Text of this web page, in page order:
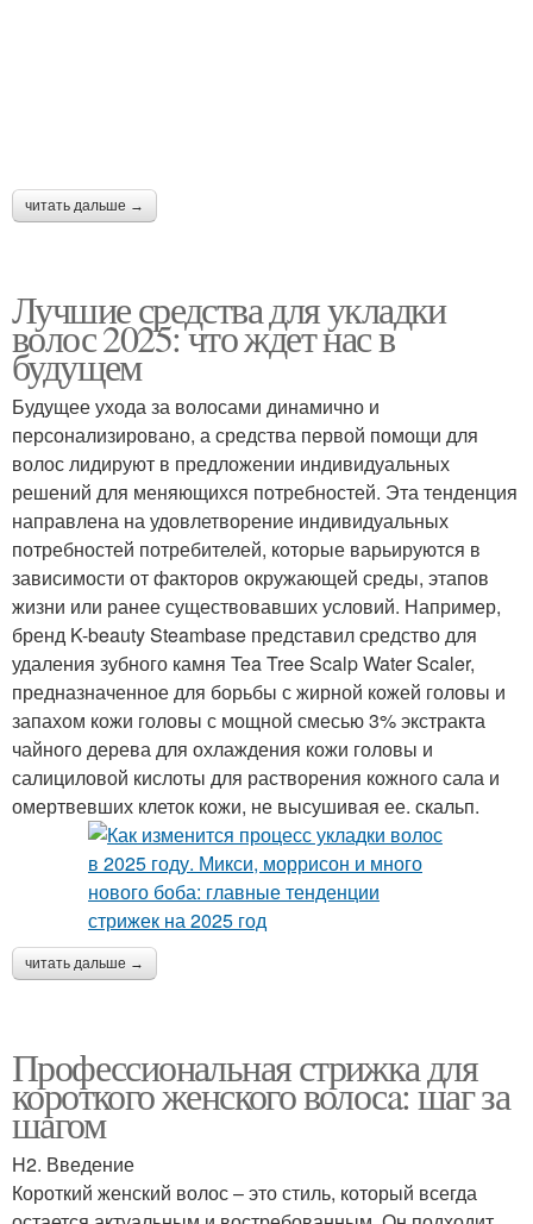
читать дальше →
Лучшие средства для укладки
волос 2025: что ждет нас в
будущем
Будущее ухода за волосами динамично и
персонализировано, а средства первой помощи для
волос лидируют в предложении индивидуальных
решений для меняющихся потребностей. Эта тенденция
направлена ​​на удовлетворение индивидуальных
потребностей потребителей, которые варьируются в
зависимости от факторов окружающей среды, этапов
жизни или ранее существовавших условий. Например,
бренд K-beauty Steambase представил средство для
удаления зубного камня Tea Tree Scalp Water Scaler,
предназначенное для борьбы с жирной кожей головы и
запахом кожи головы с мощной смесью 3% экстракта
чайного дерева для охлаждения кожи головы и
салициловой кислоты для растворения кожного сала и
омертвевших клеток кожи, не высушивая ее. скальп.
читать дальше →
Профессиональная стрижка для
короткого женского волосa: шаг за
шагом
H2. Введение
Короткий женский волос – это стиль, который всегда